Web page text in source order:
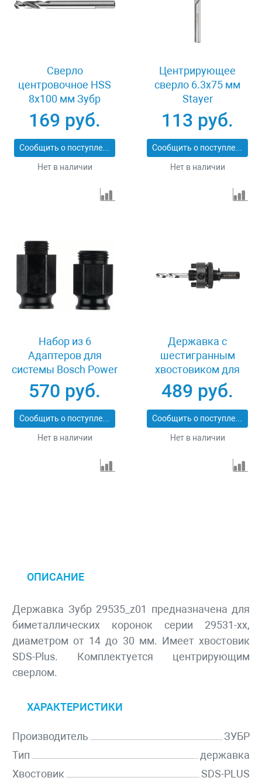
Сверло
центровочное HSS
8х100 мм Зубр
ПРОФИ 29519
169 руб.
Сообщить о поступлении
Нет в наличии
Центрирующее
сверло 6.3x75 мм
Stayer
PROFESSIONAL
29552-06
113 руб.
Сообщить о поступлении
Нет в наличии
Набор из 6
Адаптеров для
системы Bosch Power
Change 2608584682
570 руб.
Сообщить о поступлении
Нет в наличии
Державка с
шестигранным
хвостовиком для
биметаллической
коронки 32-200 мм
Stayer
PROFESSIONAL 29548
489 руб.
Сообщить о поступлении
Нет в наличии
ОПИСАНИЕ
Державка Зубр 29535_z01 предназначена для
биметаллических коронок серии 29531-хх,
диаметром от 14 до 30 мм. Имеет хвостовик
SDS-Plus. Комплектуется центрирующим
сверлом.
ХАРАКТЕРИСТИКИ
Производитель
ЗУБР
Тип
державка
Хвостовик
SDS-PLUS